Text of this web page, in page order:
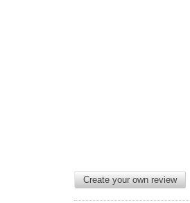
Create your own review